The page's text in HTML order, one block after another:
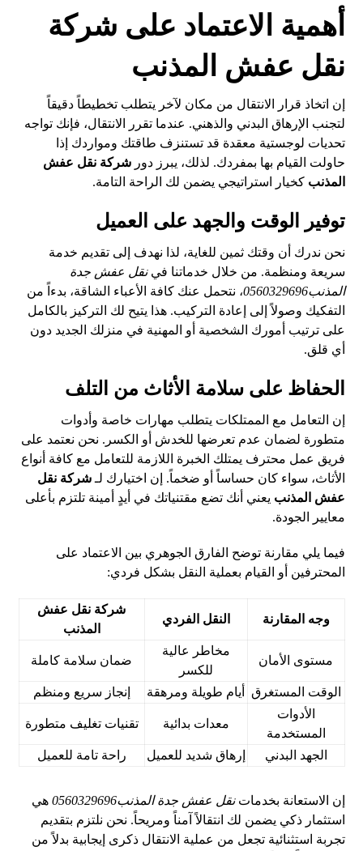
أهمية الاعتماد على شركة
نقل عفش المذنب
إن اتخاذ قرار الانتقال من مكان لآخر يتطلب تخطيطاً دقيقاً
لتجنب الإرهاق البدني والذهني. عندما تقرر الانتقال، فإنك تواجه
تحديات لوجستية معقدة قد تستنزف طاقتك ومواردك إذا
حاولت القيام بها بمفردك. لذلك، يبرز دورشركة نقل عفش
المذنب كخيار استراتيجي يضمن لك الراحة التامة.
توفير الوقت والجهد على العميل
نحن ندرك أن وقتك ثمين للغاية، لذا نهدف إلى تقديم خدمة
سريعة ومنظمة. من خلال خدماتنا فينقل عفش جدة
المذنب0560329696
، نتحمل عنك كافة الأعباء الشاقة، بدءاً من
التفكيك وصولاً إلى إعادة التركيب. هذا يتيح لك التركيز بالكامل
على ترتيب أمورك الشخصية أو المهنية في منزلك الجديد دون
أي قلق.
الحفاظ على سلامة الأثاث من التلف
إن التعامل مع الممتلكات يتطلب مهارات خاصة وأدوات
متطورة لضمان عدم تعرضها للخدش أو الكسر. نحن نعتمد على
فريق عمل محترف يمتلك الخبرة اللازمة للتعامل مع كافة أنواع
الأثاث، سواء كان حساساً أو ضخماً. إن اختيارك لـشركة نقل
عفش المذنب يعني أنك تضع مقتنياتك في أيدٍ أمينة تلتزم بأعلى
معايير الجودة.
فيما يلي مقارنة توضح الفارق الجوهري بين الاعتماد على
المحترفين أو القيام بعملية النقل بشكل فردي:
وجه المقارنة النقل الفردي
شركة نقل عفش
المذنب
مستوى الأمان
مخاطر عالية
للكسر
ضمان سلامة كاملة
الوقت المستغرق أيام طويلة ومرهقة
إنجاز سريع ومنظم
الأدوات
المستخدمة
معدات بدائية تقنيات تغليف متطورة
الجهد البدني إرهاق شديد للعميل راحة تامة للعميل
إن الاستعانة بخدماتنقل عفش جدة المذنب0560329696
هي
استثمار ذكي يضمن لك انتقالاً آمناً ومريحاً. نحن نلتزم بتقديم
تجربة استثنائية تجعل من عملية الانتقال ذكرى إيجابية بدلاً من